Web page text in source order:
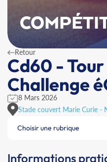
Retour
Cd60 -
Challenge
8 Mars 2026
Stade couvert Marie Curie -
Choisir une rubrique
Informations